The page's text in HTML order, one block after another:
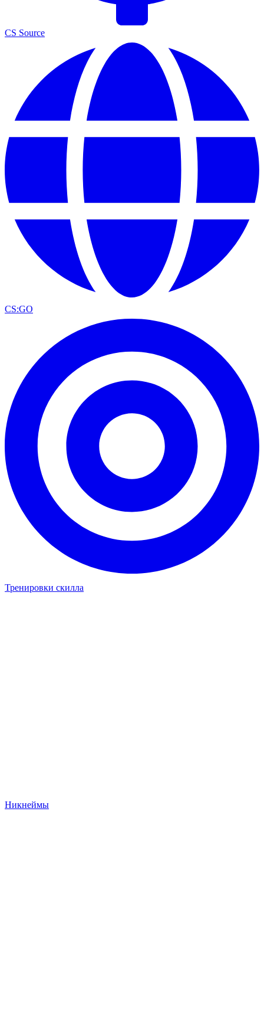
CS Source
CS:GO
Тренировки скилла
Никнеймы